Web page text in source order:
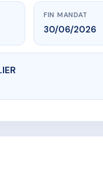
FIN MANDAT
30/06/2026